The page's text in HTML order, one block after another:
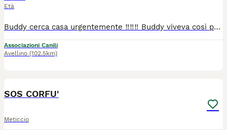
Età
Buddy cerca casa urgentemente ‼️‼️‼️ Buddy viveva così per strada😞 Purtroppo non abbiamo la possibilità di prenderlo ed è già stato segnalato, molto probabilmente finirà in canile a breve. Buddy è una taglia grande, tanto grande quanto buono. È un patatone dolcissimo, affettuoso, ok con altri cani e con i gatti. Buono con le persone. È docile e giocherellone anche con i cani. Probabilmente era di qualcuno ed è stato abbandonato da poco, ma da settimane nessuno lo ha reclamato. È giovane, un anno circa, verrà affidato vaccinato microchippato sverminato castrato e negativo test leishmania. Cerchiamo per lui una famiglia amorevole e paziente, magari con un giardino o possibilità di spazi verdi nei dintorni. Si trova in Campania ma per buona adozione arriva anche al centro nord con staffetta autorizzata Info solo whatsapp 338 131 7800 Per l'adozione dovreste compilare un modulo conoscitivo e una volontaria della vostra zona verrebbe a conoscervi. Prima di proporvi parlate in famiglia. Solo persone realmente interessate
Associazioni Canili
Avellino (102.5km)
SOS CORFU'
Meticcio